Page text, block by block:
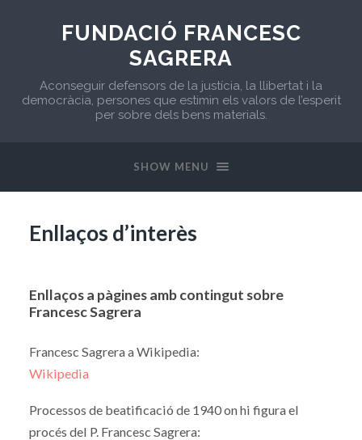
FUNDACIÓ FRANCESC
SAGRERA
Aconseguir defensors de la justícia, la llibertat i la
democràcia, persones que estimin els valors de l’esperit
per sobre dels bens materials.
SHOW MENU
Enllaços d’interès
Enllaços a pàgines amb contingut sobre
Francesc Sagrera
Francesc Sagrera a Wikipedia:
Wikipedia
Processos de beatificació de 1940 on hi figura el
procés del P. Francesc Sagrera: